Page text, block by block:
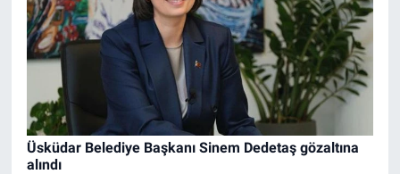
Üsküdar Belediye Başkanı Sinem Dedetaş gözaltına
alındı